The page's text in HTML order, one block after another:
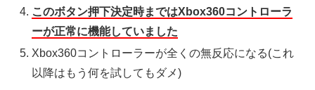
このボタン押下決定時まではXbox360コントローラ
ーが正常に機能していました
Xbox360コントローラーが全くの無反応になる(これ
以降はもう何を試してもダメ)